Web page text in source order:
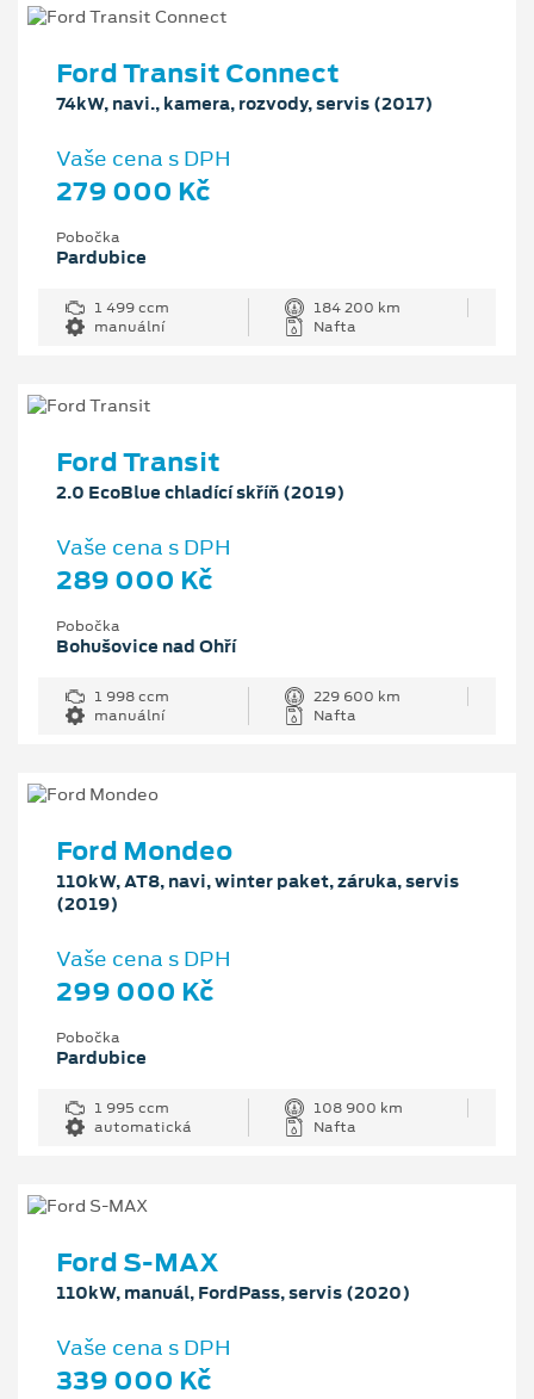
Ford Transit Connect
74kW, navi., kamera, rozvody, servis (2017)
Vaše cena s DPH
279 000 Kč
Pobočka
Pardubice
1 499 ccm
184 200 km
manuální
Nafta
Ford Transit
2.0 EcoBlue chladící skříň (2019)
Vaše cena s DPH
289 000 Kč
Pobočka
Bohušovice nad Ohří
1 998 ccm
229 600 km
manuální
Nafta
Ford Mondeo
110kW, AT8, navi, winter paket, záruka, servis
(2019)
Vaše cena s DPH
299 000 Kč
Pobočka
Pardubice
1 995 ccm
108 900 km
automatická
Nafta
Ford S-MAX
110kW, manuál, FordPass, servis (2020)
Vaše cena s DPH
339 000 Kč